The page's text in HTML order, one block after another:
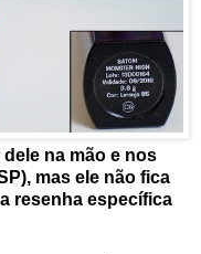
na mão e nos
mas ele não fica
resenha específica